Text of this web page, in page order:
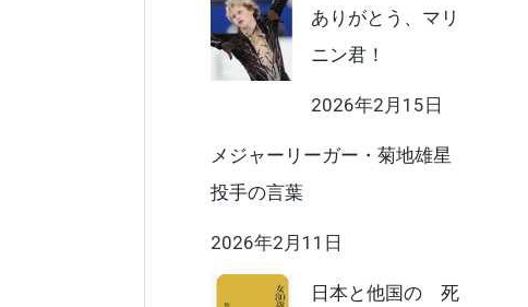
ありがとう、マリ
ニン君！
2026年2月15日
メジャーリーガー・菊地雄星
投手の言葉
2026年2月11日
日本と他国の 死